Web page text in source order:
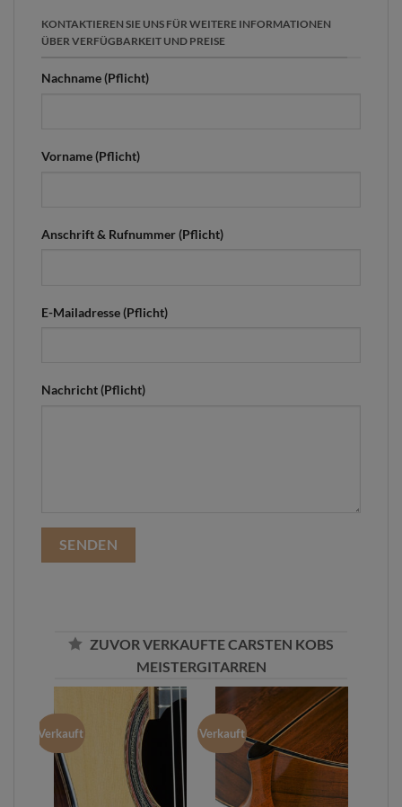
KONTAKTIEREN SIE UNS FÜR WEITERE INFORMATIONEN
ÜBER VERFÜGBARKEIT UND PREISE
Nachname (Pflicht)
Vorname (Pflicht)
Anschrift & Rufnummer (Pflicht)
E-Mailadresse (Pflicht)
Nachricht (Pflicht)
ZUVOR VERKAUFTE CARSTEN KOBS
MEISTERGITARREN
Verkauft Verkauft